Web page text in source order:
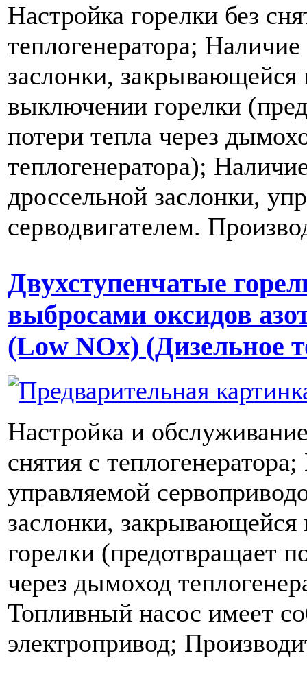
Настройка горелки без
теплогенератора;
заслонки, закрывающейся
выключении горелки
потери тепла через
теплогенератора);
дроссельной заслонки,
серводвигателем.
Двухступенчатые
выбросами оксидов
(Low NOx) (Дизельное
Настройка и
снятия с
управляемой
заслонки,
горелки (предотвращает
через дымоход
Топливный насос имеет
электропривод;